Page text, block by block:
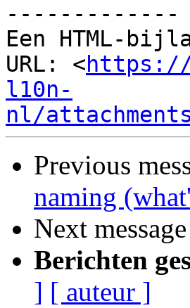
-------------
Een HTML-
URL: <https://
l10n-
nl/
Previous
naming
Next
Berichten
] [ auteur ]